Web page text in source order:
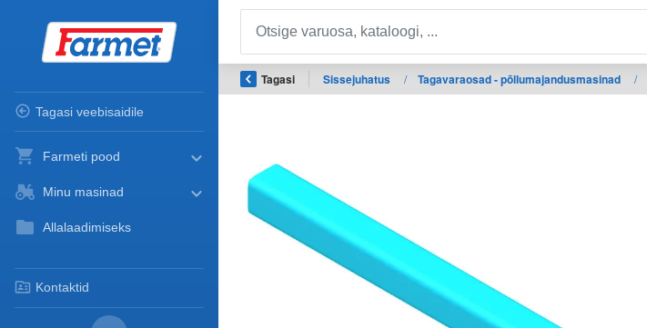
Tagasi veebisaidile
Farmeti pood
Minu masinad
Allalaadimiseks
Kontaktid
Tagasi Sissejuhatus / Tagavaraosad - põllumajandusmasinad /